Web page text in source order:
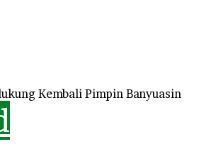
Kembali Pimpin Banyuasin